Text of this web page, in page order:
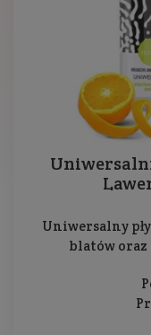
Uniwersalny
blatów